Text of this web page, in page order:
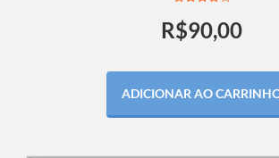
4.00
de 5
R$90,00
ADICIONAR AO